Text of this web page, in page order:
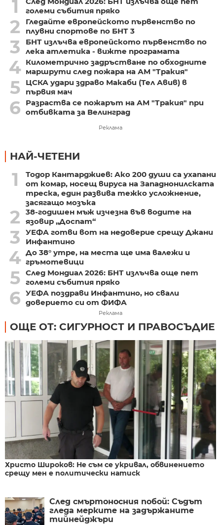
1
големи събития пряко
2
Гледайте европейското първенство по
плувни спортове по БНТ 3
3
БНТ излъчва европейското първенство по
лека атлетика - вижте програмата
4 Километрично задръстване по обходните
маршрути след пожара на АМ "Тракия"
5
ЦСКА удари здраво Макаби (Тел Авив) в
първия мач
6
Разраства се пожарът на АМ "Тракия" при
отбивката за Велинград
Реклама
НАЙ-ЧЕТЕНИ
1
Тодор Кантарджиев: Ако 200 души са ухапани
от комар, носещ вируса на Западнонилската
треска, един развива тежко усложнение,
засягащо мозъка
2
38-годишен мъж изчезна във водите на
язовир „Доспат“
3
УЕФА готви вот на недоверие срещу Джани
Инфантино
4 До 38° утре, на места ще има валежи и
гръмотевици
5 След Мондиал 2026: БНТ излъчва още пет
големи събития пряко
6 УЕФА поздрави Инфантино, но свали
доверието си от ФИФА
Реклама
ОЩЕ ОТ: СИГУРНОСТ И ПРАВОСЪДИЕ
Христо Широков: Не съм се укривал, обвинението
срещу мен е политически натиск
След смъртоносния побой: Съдът
гледа мерките на задържаните
тийнейджъри